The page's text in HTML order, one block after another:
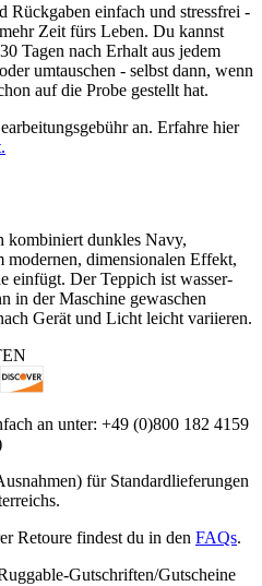
Rückgaben einfach und stressfrei -
Zeit fürs Leben. Du kannst
Tagen nach Erhalt aus jedem
umtauschen - selbst dann, wenn
auf die Probe gestellt hat.
an. Erfahre hier
dunkles Navy,
dimensionalen Effekt,
einfügt. Der Teppich ist wasser-
in der Maschine gewaschen
Gerät und Licht leicht variieren.
an unter: +49 (0)800 182 4159
für Standardlieferungen
Retoure findest du in den FAQs.
Gutschriften/Gutscheine